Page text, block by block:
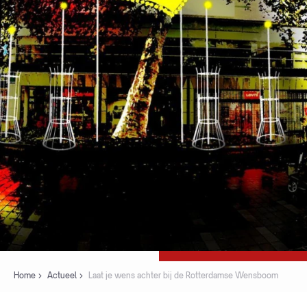
Home Actueel Laat je wens achter bij de Rotterdamse Wensboom